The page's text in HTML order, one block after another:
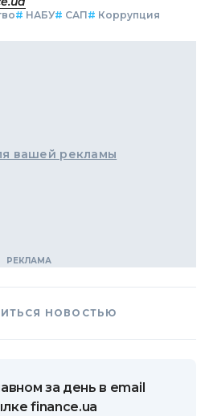
# НАБУ# САП# Коррупция
вашей рекламы
НОВОСТЬЮ
за день в email
finance.ua